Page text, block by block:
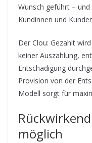
Wunsch geführt –
Kundinnen und
Der Clou: Gezahlt
keiner Auszahlung,
Entschädigung
Provision von der
Modell sorgt für
möglich